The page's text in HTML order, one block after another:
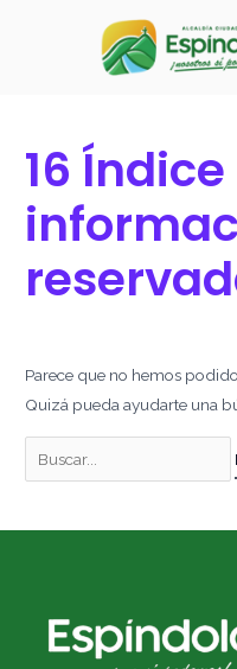
16 Índice
Parece que no hemos
Quizá pueda ayudarte una